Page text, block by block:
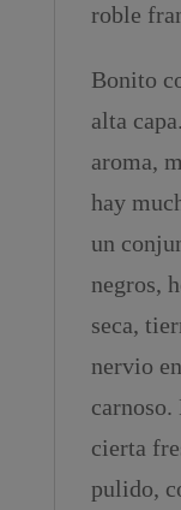
roble
Bonito
alta
aroma,
hay
un
negros,
seca,
nervio
cierta
pulido,